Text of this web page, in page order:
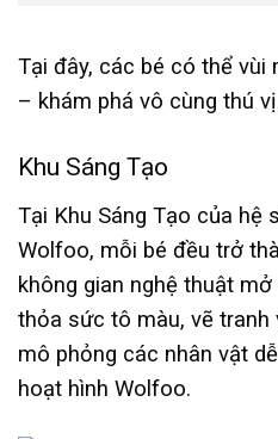
Tại đây, các bé có thể
– khám phá vô cùng thú
Khu Sáng Tạo
Tại Khu Sáng Tạo của hệ
Wolfoo, mỗi bé đều trở
không gian nghệ thuật
thỏa sức tô màu, vẽ tranh
mô phỏng các nhân vật
hoạt hình Wolfoo.